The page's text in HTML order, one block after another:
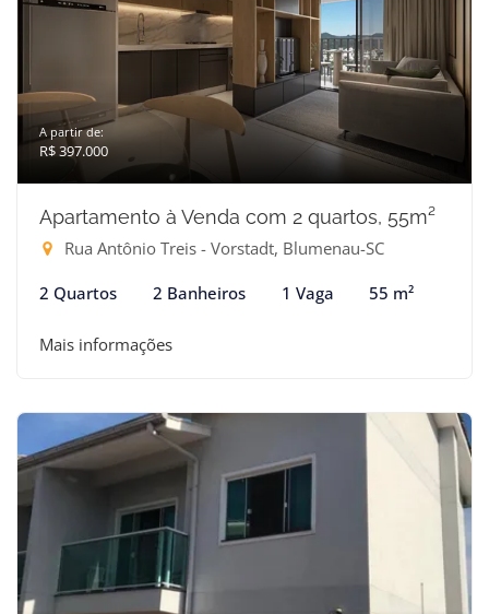
A partir de:
R$ 397.000
Apartamento à Venda com 2 quartos, 55m²
Rua Antônio Treis - Vorstadt, Blumenau-SC
2 Quartos 2 Banheiros 1 Vaga 55 m²
Mais informações